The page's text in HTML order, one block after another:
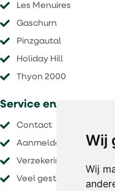
Wij
Wij
Les Menuires
Gaschurn
Pinzgautal
Holiday Hill
Thyon 2000
Service en
Contact
Aanmelden
Verzekeringen
Veel gestelde vragen